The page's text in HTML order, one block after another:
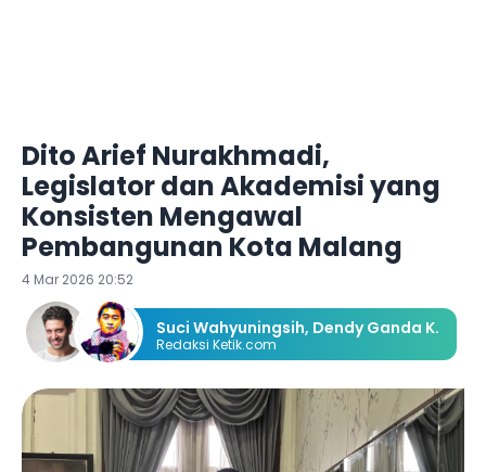
Dito Arief Nurakhmadi,
Legislator dan Akademisi yang
Konsisten Mengawal
Pembangunan Kota Malang
4 Mar 2026 20:52
Suci Wahyuningsih, Dendy Ganda K.
Redaksi Ketik.com